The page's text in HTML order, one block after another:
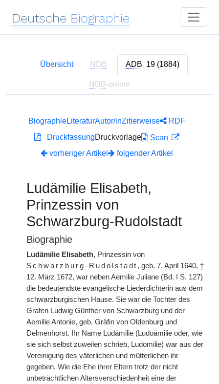
Deutsche Biographie
Übersicht NDB ADB 19 (1884)
NDB-online
BiographieLiteraturAutor/inZitierweise
RDF
DruckfassungDruckvorlage
Scan
vorheriger Artikel
folgender Artikel
Ludämilie Elisabeth,
Prinzessin von
Schwarzburg-Rudolstadt
Biographie
Ludämilie Elisabeth, Prinzessin von
Schwarzburg-Rudolstadt , geb. 7. April 1640, †
12. März 1672, war neben Aemilie Juliane (Bd. I S. 127)
die bedeutendste evangelische Liederdichterin aus dem
schwarzburgischen Hause. Sie war die Tochter des
Grafen Ludwig Günther von Schwarzburg und der
Aemilie Antonie, geb. Gräfin von Oldenburg und
Delmenhorst. Ihr Name Ludämilie (Ludoämilie oder, wie
sie sich selbst zuweilen schrieb, Ludomilie) war aus der
Vereinigung des väterlichen und mütterlichen ihr
gegeben. Wie die Ehe ihrer Eltern trotz der nicht
unbeträchtlichen Altersverschiedenheit eine der